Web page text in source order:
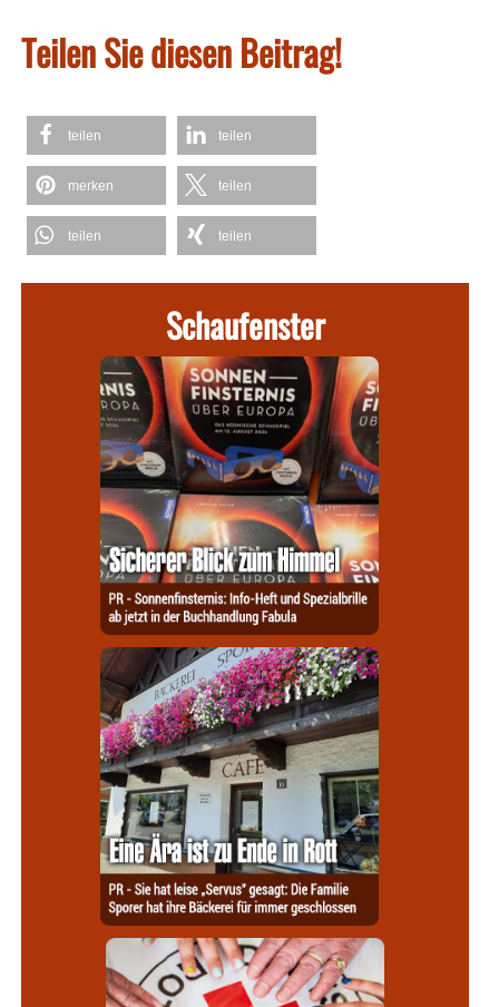
Teilen Sie diesen Beitrag!
teilen teilen
merken teilen
teilen teilen
Schaufenster